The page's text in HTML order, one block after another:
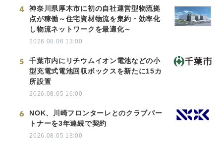
4
神奈川県厚木市に初の自社運営型物流拠
点が稼働～住宅資材物流を集約・効率化
し物流ネットワークを最適化～
2026.08.06 13:00
5
千葉市内にリチウムイオン電池などの小
型充電式電池回収ボックスを新たに15カ
所設置
2026.08.05 16:00
6
NOK、川崎フロンターレとのクラブパー
トナーを3年連続で契約
2026.08.05 13:00